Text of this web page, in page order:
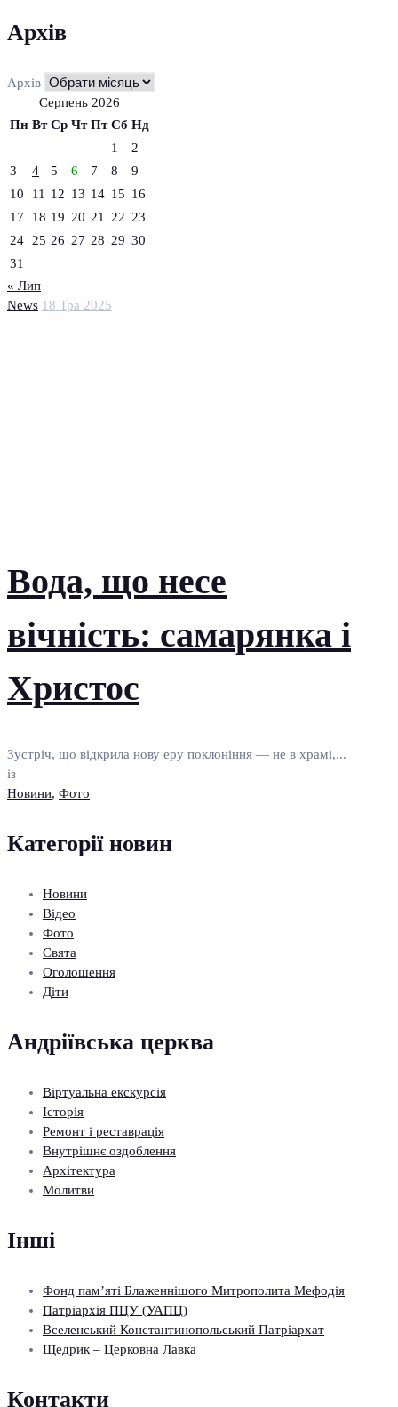
News 18 Тра 2025
Вода, що несе
вічність: самарянка і
Христос
Зустріч, що відкрила нову еру поклоніння — не в храмі,...
із
Новини, Фото
Архів
Архів
Серпень 2026
Пн Вт Ср Чт Пт Сб Нд
1
2
3
4 5 6 7 8
9
10
11 12 13 14 15 16
17
18 19 20 21 22 23
24
25 26 27 28 29 30
31
« Лип
Категорії новин
Новини
Відео
Фото
Свята
Оголошення
Діти
Андріївська церква
Віртуальна екскурсія
Історія
Ремонт і реставрація
Внутрішнє оздоблення
Архітектура
Молитви
Інші
Фонд пам’яті Блаженнішого Митрополита Мефодія
Патріархія ПЦУ (УАПЦ)
Вселенський Константинопольський Патріархат
Щедрик – Церковна Лавка
Контакти